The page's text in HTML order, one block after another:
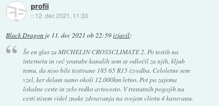
profii
:: 12. dec 2021, 11:33
Black Dragon je 11. dec 2021 ob 22:59izjavil:
Še en glas za MICHELIN CROSSCLIMATE 2. Po testih na
internetu in več youtube kanalih sem se odločil za njih, kljub
temu, da niso bile testirane 185 65 R15 izvedba. Celoletne sem
vzel, ker delam samo okoli 12.000km letno. Pot pa zajema
lokalne ceste in zelo redko avtocesto. V trenutnih pogojih na
cesti nisem videl znake zdrsavanja na svojem cliotu 4 karavanu.